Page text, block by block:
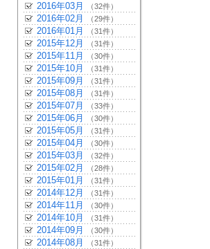
2016年03月 （32件）
2016年02月 （29件）
2016年01月 （31件）
2015年12月 （31件）
2015年11月 （30件）
2015年10月 （31件）
2015年09月 （31件）
2015年08月 （31件）
2015年07月 （33件）
2015年06月 （30件）
2015年05月 （31件）
2015年04月 （30件）
2015年03月 （32件）
2015年02月 （28件）
2015年01月 （31件）
2014年12月 （31件）
2014年11月 （30件）
2014年10月 （31件）
2014年09月 （30件）
2014年08月 （31件）